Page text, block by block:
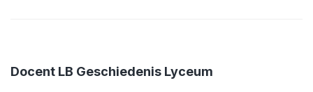
Docent LB Geschiedenis Lyceum